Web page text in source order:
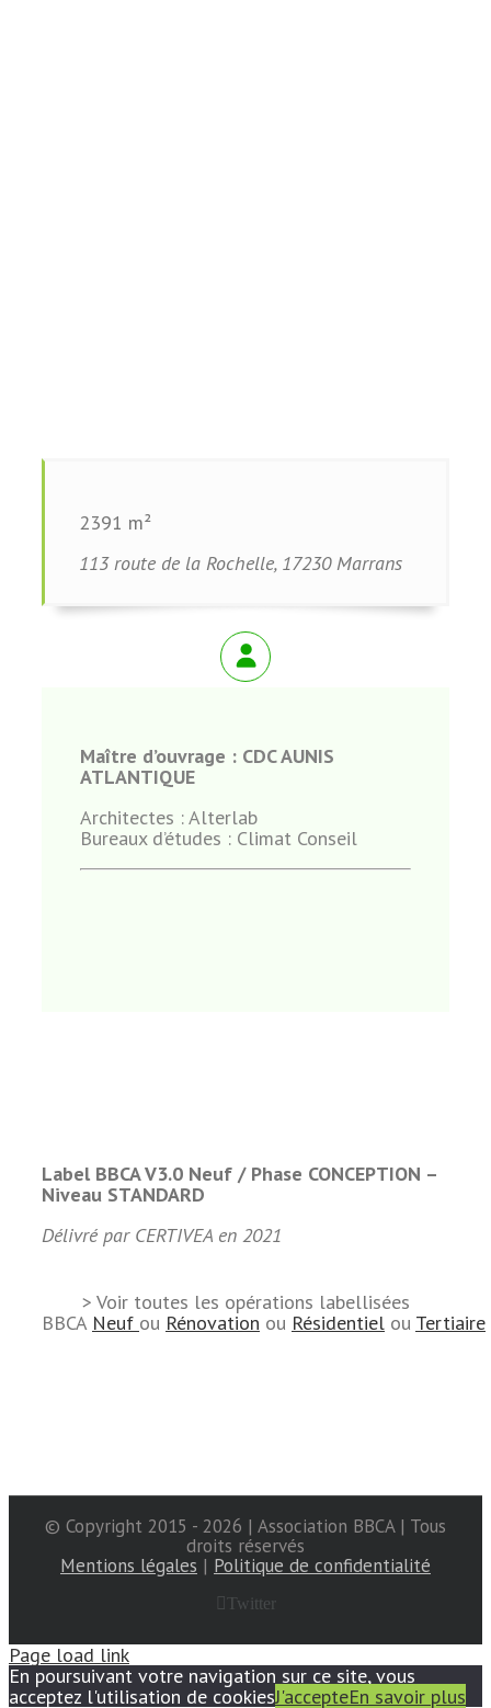
2391 m²
113 route de la Rochelle, 17230 Marrans
Maître d’ouvrage : CDC AUNIS
ATLANTIQUE
Architectes : Alterlab
Bureaux d’études : Climat Conseil
Label BBCA V3.0 Neuf / Phase CONCEPTION –
Niveau STANDARD
Délivré par CERTIVEA en 2021
> Voir toutes les opérations labellisées
BBCA Neuf ou Rénovation ou Résidentiel ou Tertiaire
© Copyright 2015 - 2026 | Association BBCA | Tous
droits réservés
Mentions légales | Politique de confidentialité
Twitter
Page load link
En poursuivant votre navigation sur ce site, vous
acceptez l'utilisation de cookiesJ'accepteEn savoir plus